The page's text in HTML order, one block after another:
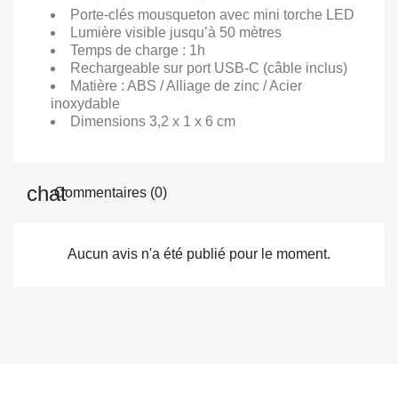
Porte-clés mousqueton avec mini torche LED
Lumière visible jusqu’à 50 mètres
Temps de charge : 1h
Rechargeable sur port USB-C (câble inclus)
Matière : ABS / Alliage de zinc / Acier
inoxydable
Dimensions 3,2 x 1 x 6 cm
Commentaires (0)
Aucun avis n'a été publié pour le moment.